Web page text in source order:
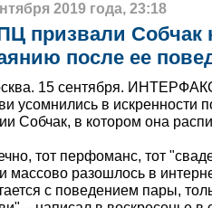
2019 года, 23:18
призвали Собчак
после ее
15 сентября.
усомнились в искренности
Собчак, в котором она
тот перфоманс, тот
массово разошлось в
с поведением пары,